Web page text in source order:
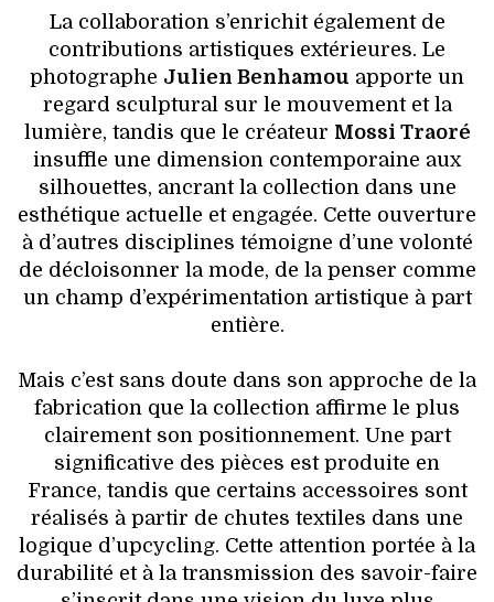
La collaboration s’enrichit également de
contributions artistiques extérieures. Le
photographe Julien Benhamou apporte un
regard sculptural sur le mouvement et la
lumière, tandis que le créateur Mossi Traoré
insuffle une dimension contemporaine aux
silhouettes, ancrant la collection dans une
esthétique actuelle et engagée. Cette ouverture
à d’autres disciplines témoigne d’une volonté
de décloisonner la mode, de la penser comme
un champ d’expérimentation artistique à part
entière.
Mais c’est sans doute dans son approche de la
fabrication que la collection affirme le plus
clairement son positionnement. Une part
significative des pièces est produite en
France, tandis que certains accessoires sont
réalisés à partir de chutes textiles dans une
logique d’upcycling. Cette attention portée à la
durabilité et à la transmission des savoir-faire